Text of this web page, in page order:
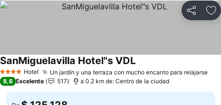
Compartir
4 EstrellasHotel Un jardín y una terraza con mucho encanto para relajarse
SanMiguelavilla Hotel"s VDL
8,6 Excelente 517 a 0.2 km de: Centro de la ciudad